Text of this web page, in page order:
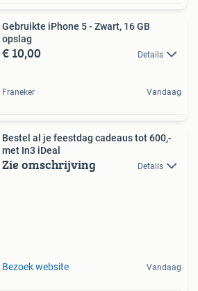
Gebruikte iPhone 5 - Zwart, 16 GB
opslag
€ 10,00 Details
Franeker Vandaag
Bestel al je feestdag cadeaus tot 600,-
met In3 iDeal
Zie omschrijving Details
Bezoek website Vandaag